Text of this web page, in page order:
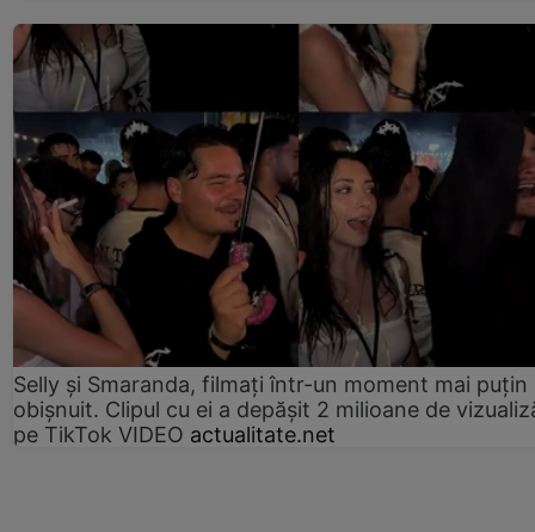
Selly și Smaranda, filmați într-un moment mai puțin
obișnuit. Clipul cu ei a depășit 2 milioane de
pe TikTok VIDEO actualitate.net